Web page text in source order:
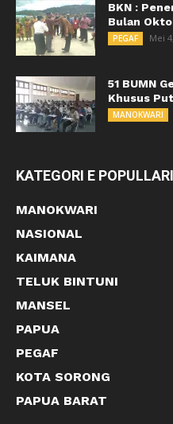
BKN :
Bulan
PEGAF Mei
51 BUMN
Khusus
MANOKWARI
KATEGORI E
MANOKWARI
NASIONAL
KAIMANA
TELUK BINTUNI
MANSEL
PAPUA
PEGAF
KOTA SORONG
PAPUA BARAT